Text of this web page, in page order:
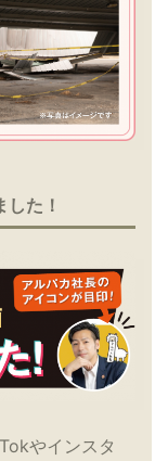
た！
やインスタ